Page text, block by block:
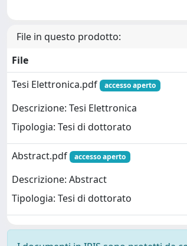
File in questo prodotto:
File
Tesi Elettronica.pdf
accesso aperto
Descrizione: Tesi Elettronica
Tipologia: Tesi di dottorato
Abstract.pdf accesso aperto
Descrizione: Abstract
Tipologia: Tesi di dottorato